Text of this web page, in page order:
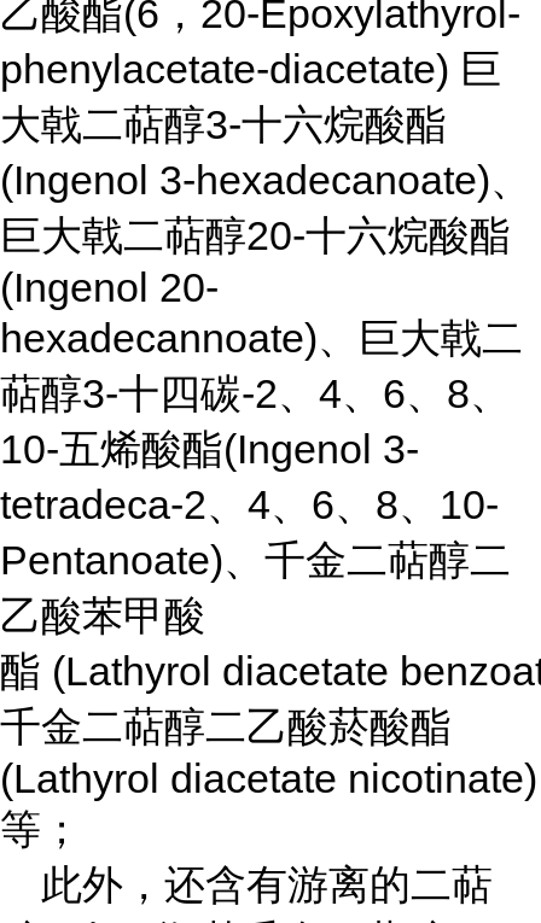
乙酸酯(6 ， 20-Epoxylathyrol-
phenylacetate-diacetate) 巨
大戟二萜醇3-十六烷酸酯
(Ingenol 3-hexadecanoate)、
巨大戟二萜醇20-十六烷酸酯
(Ingenol 20-
hexadecannoate)、巨大戟二
萜醇3-十四碳-2、 4、 6、 8、
10-五烯酸酯(Ingenol 3-
tetradeca-2、 4、 6、 8、 10-
Pentanoate)、千金二萜醇二
乙酸苯甲酸
酯 (Lathyrol diacetate
千金二萜醇二乙酸菸酸酯
(Lathyrol diacetate nicotinate)
等；
此外，还含有游离的二萜